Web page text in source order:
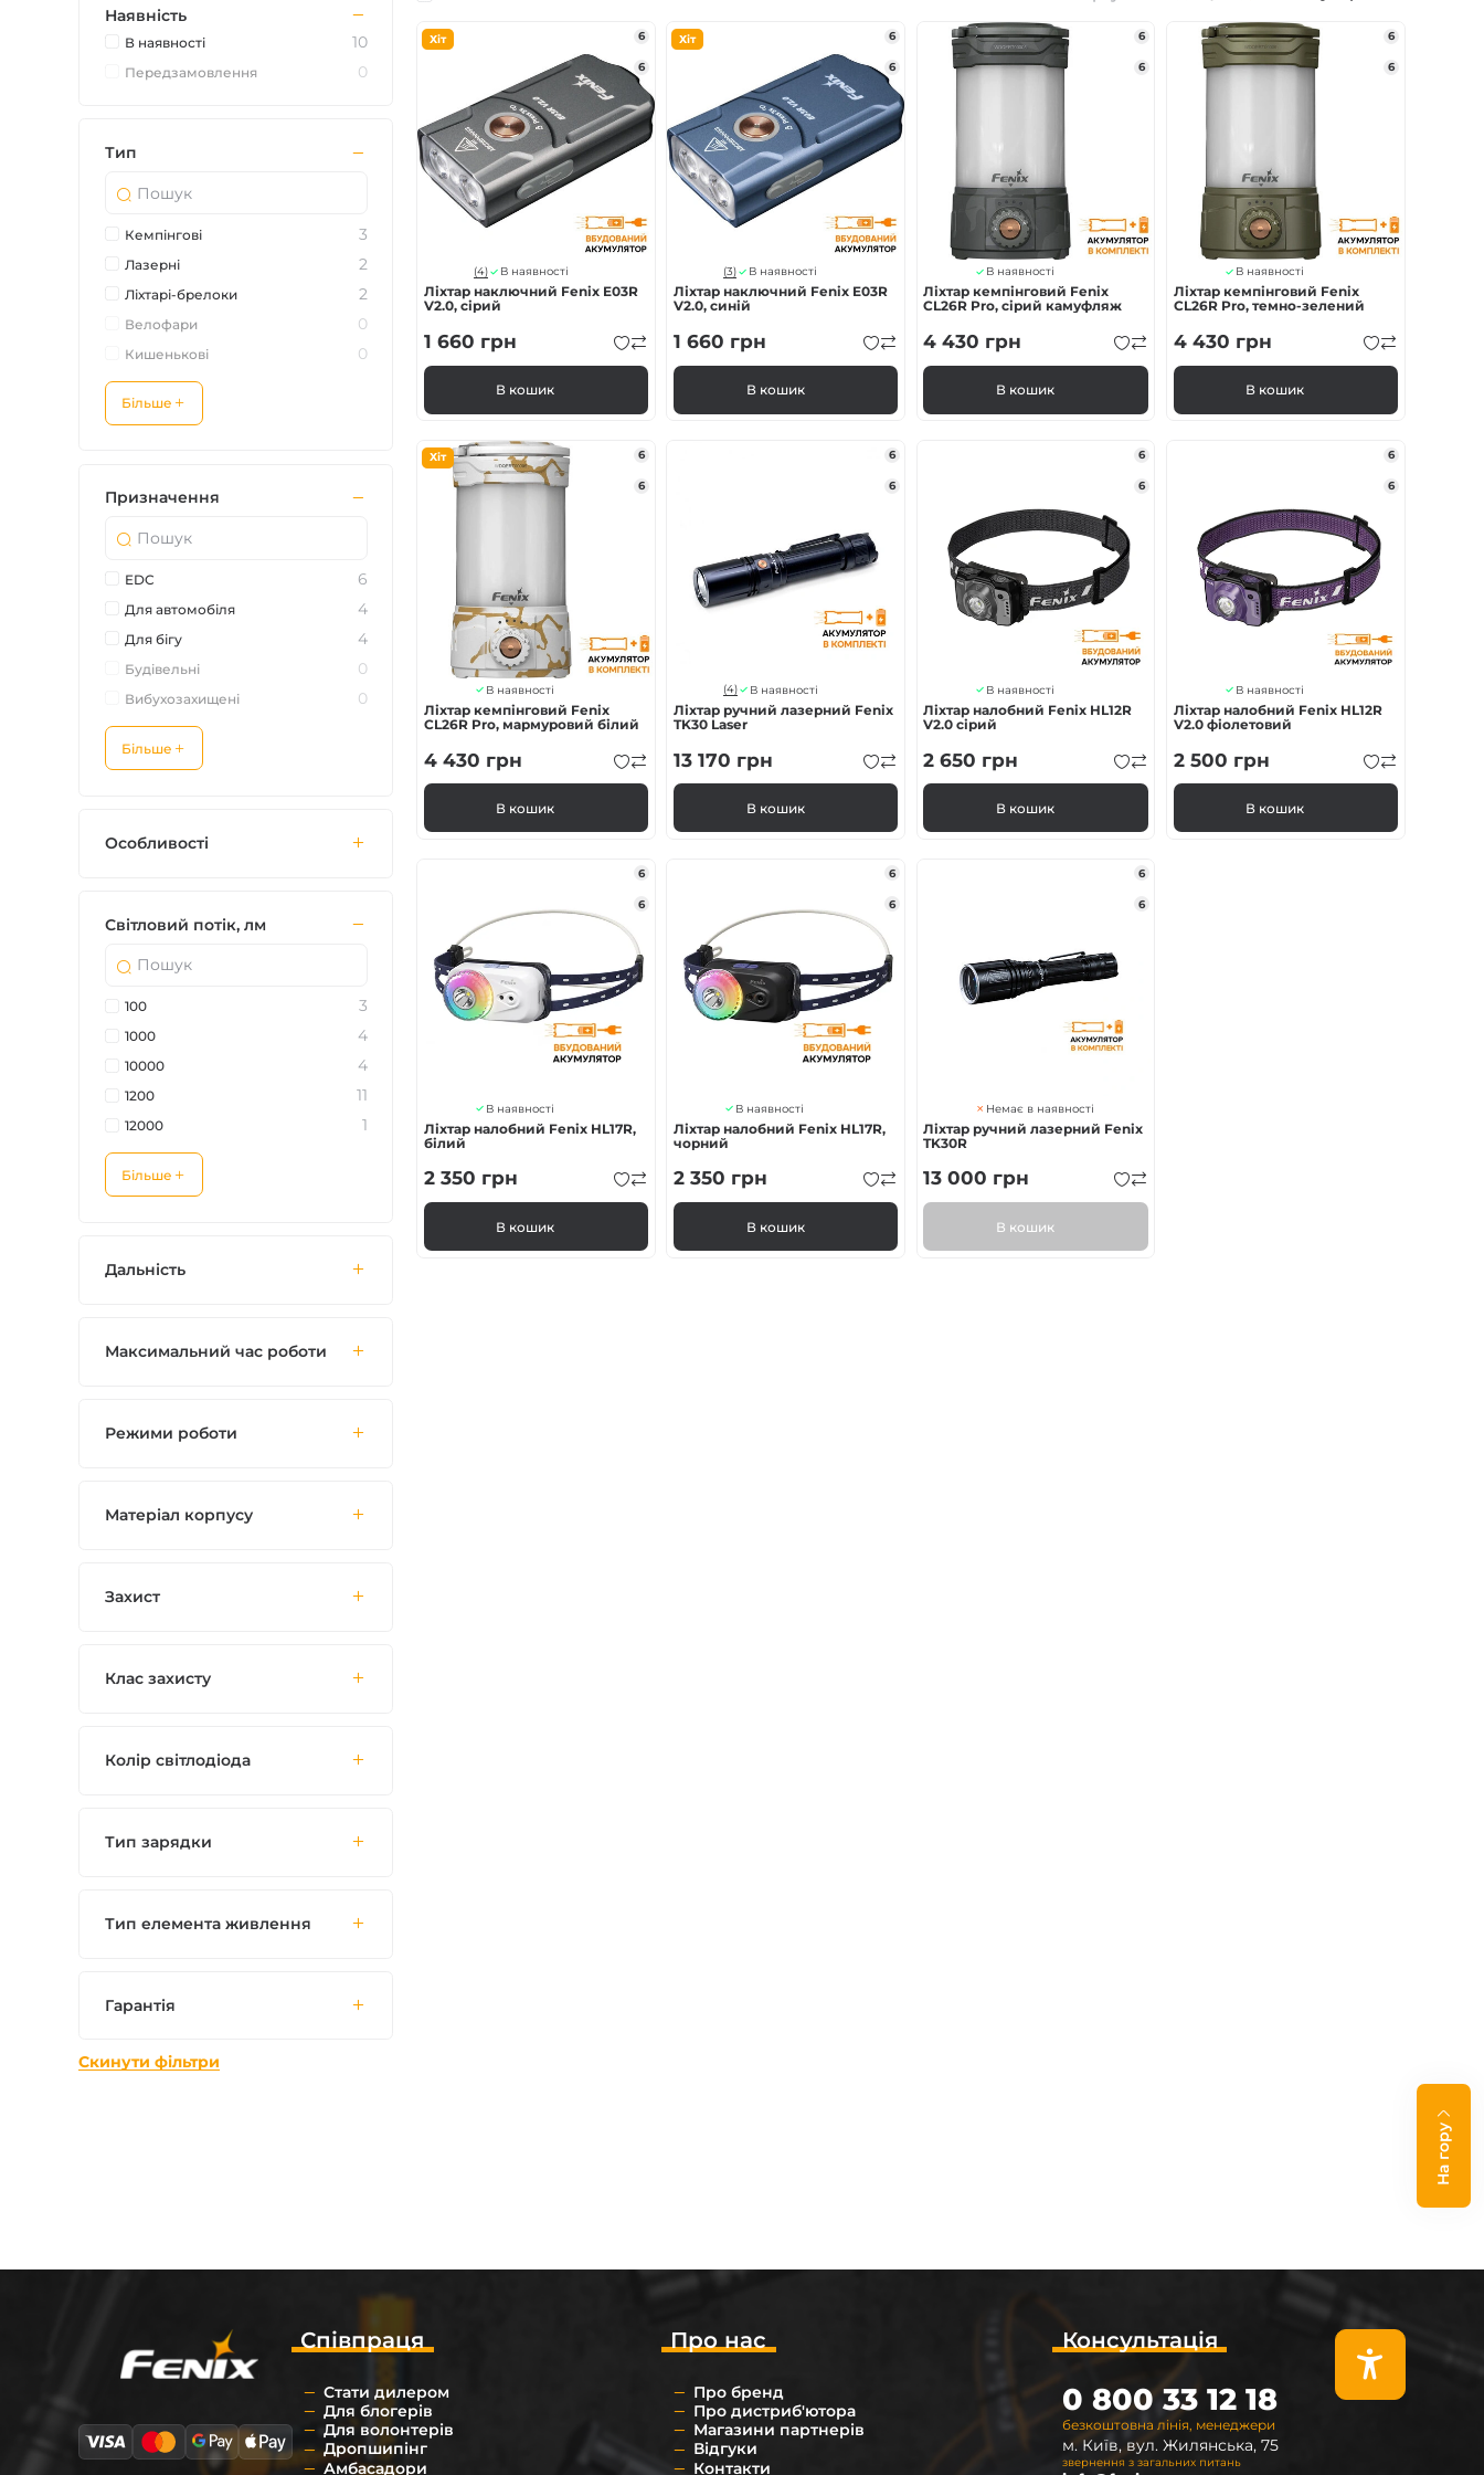
Зарядні пристрої Fenix
Аксесуари для ліхтарів
Хіт 6
6
(4) В наявності
Ліхтар наключний Fenix E03R
V2.0, сірий
1 660 грн
В кошик
Хіт 6
6
(3) В наявності
Ліхтар наключний Fenix E03R
V2.0, синій
1 660 грн
В кошик
6
6
В наявності
Ліхтар кемпінговий Fenix
CL26R Pro, сірий камуфляж
4 430 грн
В кошик
6
6
В наявності
Ліхтар кемпінговий Fenix
CL26R Pro, темно-зелений
4 430 грн
В кошик
Хіт 6
6
В наявності
Ліхтар кемпінговий Fenix
CL26R Pro, мармуровий білий
4 430 грн
В кошик
6
6
(4) В наявності
Ліхтар ручний лазерний Fenix
TK30 Laser
13 170 грн
В кошик
6
6
В наявності
Ліхтар налобний Fenix HL12R
V2.0 сірий
2 650 грн
В кошик
6
6
В наявності
Ліхтар налобний Fenix HL12R
V2.0 фіолетовий
2 500 грн
В кошик
6
6
В наявності
Ліхтар налобний Fenix HL17R,
білий
2 350 грн
В кошик
6
6
В наявності
Ліхтар налобний Fenix HL17R,
чорний
2 350 грн
В кошик
6
6
Немає в наявності
Ліхтар ручний лазерний Fenix
TK30R
13 000 грн
В кошик
Наявність
В наявностi 10
Передзамовлення 0
Тип
Кемпінгові 3
Лазерні 2
Ліхтарі-брелоки 2
Велофари 0
Кишенькові 0
Більше
Призначення
EDC 6
Для автомобіля 4
Для бігу 4
Будівельні 0
Вибухозахищені 0
Більше
Особливості
Світловий потік, лм
100 3
1000 4
10000 4
1200 11
12000 1
Більше
Дальність
Максимальний час роботи
Режими роботи
Матеріал корпусу
Захист
Клас захисту
Колір світлодіода
Тип зарядки
Тип елемента живлення
Гарантія
Скинути фільтри
На гору
Про нас
Про бренд
Про дистриб'ютора
Магазини партнерів
Відгуки
Контакти
Співпраця
Стати дилером
Для блогерів
Для волонтерів
Дропшипінг
Амбасадори
Консультація
безкоштовна лінія, менеджери
0 800 33 12 18
м. Київ, вул. Жилянська, 75
звернення з загальних питань